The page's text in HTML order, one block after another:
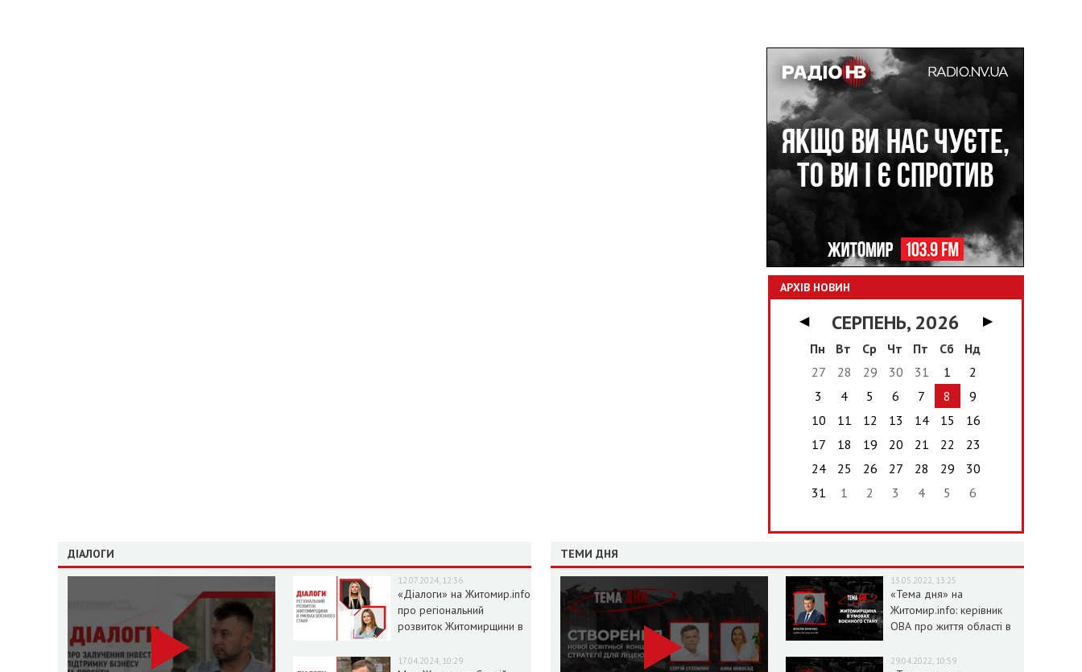
АРХІВ НОВИН
◀ СЕРПЕНЬ, 2026
▶
Пн
Вт Ср Чт Пт Сб
Нд
27
28 29 30 31 1
2
3
4 5 6 7 8
9
10
11 12 13 14 15
16
17
18 19 20 21 22
23
24
25 26 27 28 29
30
31
1 2 3 4 5 6
ДІАЛОГИ
12.07.2024, 12:36
«Діалоги» на Житомир.info
про регіональний
розвиток Житомирщини в
17.04.2024, 10:29
ТЕМИ ДНЯ
13.05.2022, 13:25
«Тема дня» на
Житомир.info: керівник
ОВА про життя області в
29.04.2022, 10:59